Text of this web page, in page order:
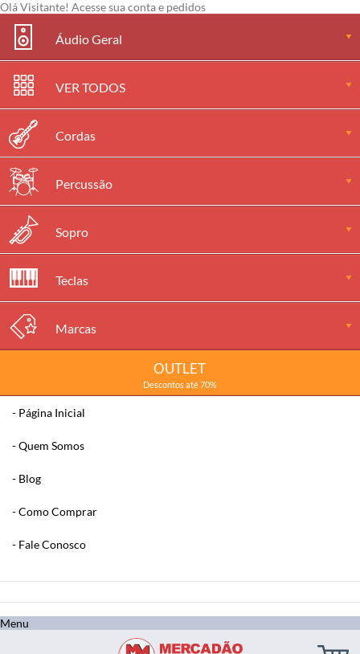
Olá Visitante! Acesse sua conta e pedidos
Áudio Geral
VER TODOS
Cordas
Percussão
Sopro
Teclas
Marcas
OUTLET
Descontos até 70%
Página Inicial
Quem Somos
Blog
Como Comprar
Fale Conosco
Menu